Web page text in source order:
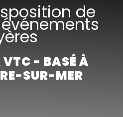
de
- BASÉ À
SUR-MER